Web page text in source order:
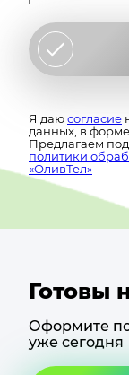
Я даюсогласие
данных, в
Предлагаем
политики
«ОливТел»
Готовы
Оформите
уже сегодня